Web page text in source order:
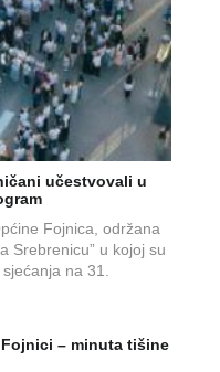
učestvovali u
Fojnica, održana
Srebrenicu” u kojoj su
na 31.
– minuta tišine